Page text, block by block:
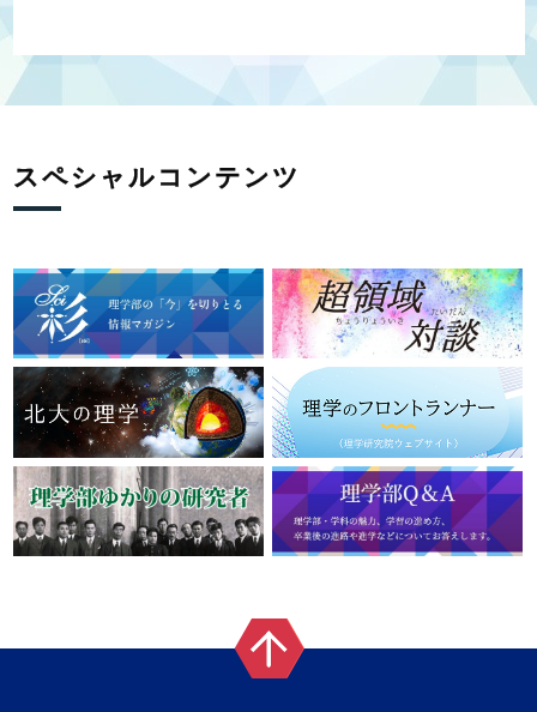
スペシャルコンテンツ